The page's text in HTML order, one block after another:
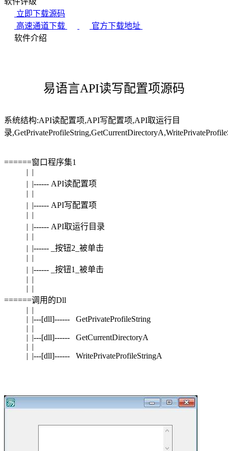
立即下载源码
高速通道下载
官方下载地址
软件介绍
易语言API读写配置项源码
系统结构:API读配置项,API写配置项,API取运行目
录
======窗口程序集1
| |
| |------ API读配置项
| |
| |------ API写配置项
| |
| |------ API取运行目录
| |
| |------ _按钮2_被单击
| |
| |------ _按钮1_被单击
| |
| |
======调用的Dll
| |
| |---[dll]------ GetPrivateProfileString
| |
| |---[dll]------ GetCurrentDirectoryA
| |
| |---[dll]------ WritePrivateProfileStringA